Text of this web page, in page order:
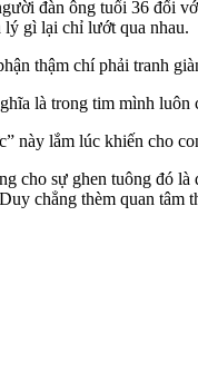
đàn ông tuổi 36 đối
lý gì lại chỉ lướt qua nhau.
thậm chí phải tranh
là trong tim mình
này lắm lúc khiến cho
cho sự ghen tuông đó
chẳng thèm quan tâm